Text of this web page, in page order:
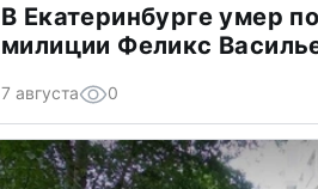
В Екатеринбурге умер
милиции Феликс
7 августа 0